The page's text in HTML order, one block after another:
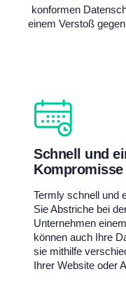
konformen
einem Verstoß
Schnell und
Kompromisse
Termly schnell und
Sie Abstriche bei
Unternehmen
können auch Ihre
sie mithilfe
Ihrer Website oder